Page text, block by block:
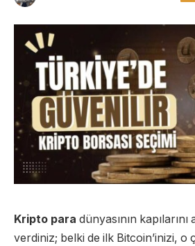
Kripto para dünyasının
verdiniz; belki de ilk Bitcoin’inizi, o